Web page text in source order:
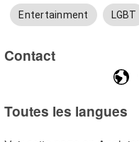
Entertainment LGBT
Contact
Toutes les langues